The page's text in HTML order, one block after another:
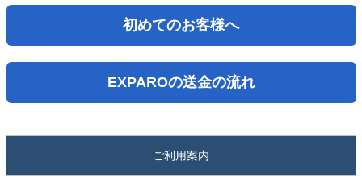
初めてのお客様へ
EXPAROの送金の流れ
ご利用案内